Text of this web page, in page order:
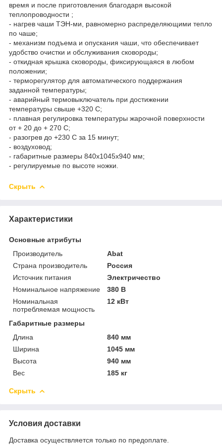
время и после приготовления благодаря высокой
теплопроводности ;
- нагрев чаши ТЭН-ми, равномерно распределяющими тепло
по чаше;
- механизм подъема и опускания чаши, что обеспечивает
удобство очистки и обслуживания сковороды;
- откидная крышка сковороды, фиксирующаяся в любом
положении;
- терморегулятор для автоматического поддержания
заданной температуры;
- аварийный термовыключатель при достижении
температуры свыше +320 С;
- плавная регулировка температуры жарочной поверхности
от + 20 до + 270 С;
- разогрев до +230 С за 15 минут;
- воздуховод;
- габаритные размеры 840х1045х940 мм;
- регулируемые по высоте ножки.
Скрыть
Характеристики
Основные атрибуты
Производитель
Abat
Страна производитель
Россия
Источник питания
Электричество
Номинальное напряжение
380 В
Номинальная
потребляемая мощность
12 кВт
Габаритные размеры
Длина
840 мм
Ширина
1045 мм
Высота
940 мм
Вес
185 кг
Скрыть
Условия доставки
Доставка осуществляется только по предоплате.